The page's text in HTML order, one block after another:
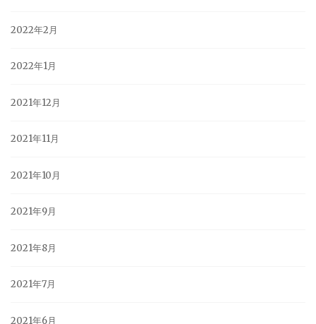
2022年2月
2022年1月
2021年12月
2021年11月
2021年10月
2021年9月
2021年8月
2021年7月
2021年6月